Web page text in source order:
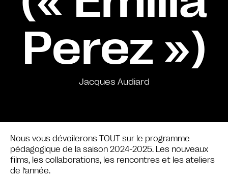
Perez »)
Jacques Audiard
Nous vous dévoilerons TOUT sur le programme
pédagogique de la saison 2024-2025. Les nouveaux
films, les collaborations, les rencontres et les ateliers
de l’année.